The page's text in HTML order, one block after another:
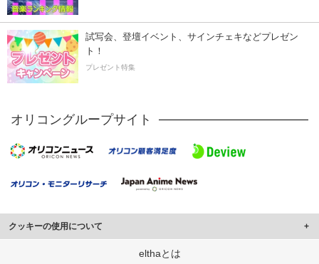
試写会、登壇イベント、サインチェキなどプレゼン
ト！
プレゼント特集
オリコングループサイト
クッキーの使用について
このサイトでは Cookie を使用して、ユーザーに合わせたコンテンツや広告の
elthaとは